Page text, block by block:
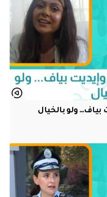
ولو بالخيال